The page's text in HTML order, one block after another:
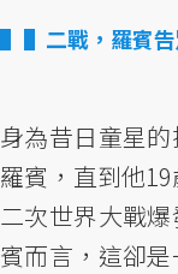
▌二戰，羅賓
身為昔日童星
羅賓，直到他
二次世界大戰
賓而言，這卻